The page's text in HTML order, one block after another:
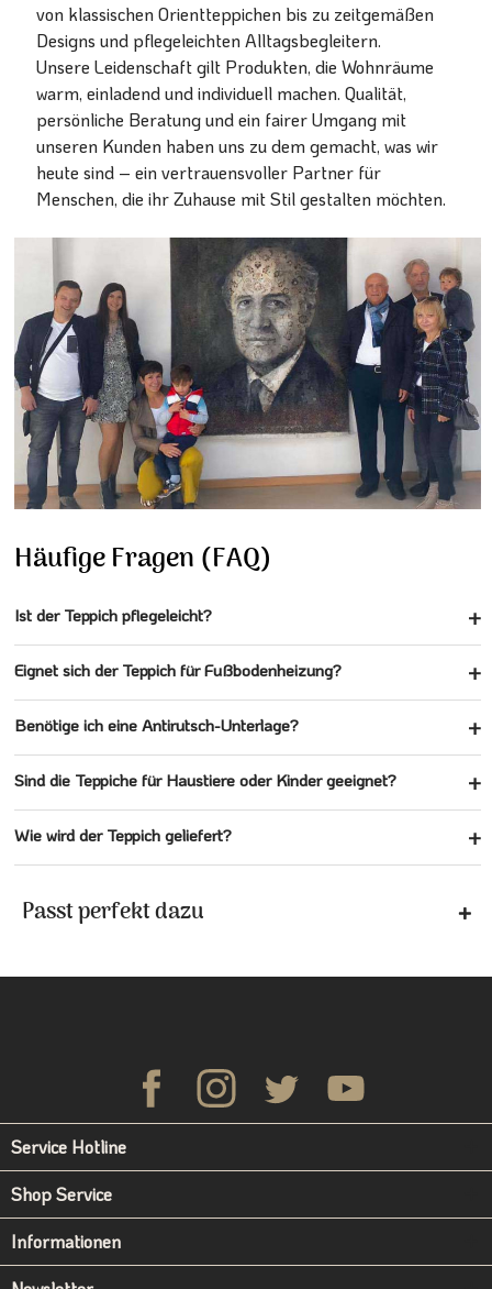
von klassischen Orientteppichen bis zu zeitgemäßen
Designs und pflegeleichten Alltagsbegleitern.
Unsere Leidenschaft gilt Produkten, die Wohnräume
warm, einladend und individuell machen. Qualität,
persönliche Beratung und ein fairer Umgang mit
unseren Kunden haben uns zu dem gemacht, was wir
heute sind – ein vertrauensvoller Partner für
Menschen, die ihr Zuhause mit Stil gestalten möchten.
Häufige Fragen (FAQ)
Ist der Teppich pflegeleicht?
Eignet sich der Teppich für Fußbodenheizung?
Benötige ich eine Antirutsch-Unterlage?
Sind die Teppiche für Haustiere oder Kinder geeignet?
Wie wird der Teppich geliefert?
Passt perfekt dazu
Service Hotline
Shop Service
Informationen